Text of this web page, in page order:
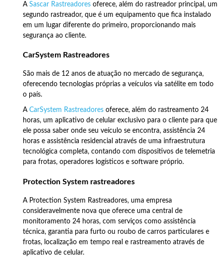
ASascar Rastreadores oferece, além do rastreador principal, um
segundo rastreador, que é um equipamento que fica instalado
em um lugar diferente do primeiro, proporcionando mais
segurança ao cliente.
CarSystem Rastreadores
São mais de 12 anos de atuação no mercado de segurança,
oferecendo tecnologias próprias a veículos via satélite em todo
o país.
ACarSystem Rastreadores oferece, além do rastreamento 24
horas, um aplicativo de celular exclusivo para o cliente para que
ele possa saber onde seu veículo se encontra, assistência 24
horas e assistência residencial através de uma infraestrutura
tecnológica completa, contando com dispositivos de telemetria
para frotas, operadores logísticos e software próprio.
Protection System rastreadores
A Protection System Rastreadores, uma empresa
consideravelmente nova que oferece uma central de
monitoramento 24 horas, com serviços como assistência
técnica, garantia para furto ou roubo de carros particulares e
frotas, localização em tempo real e rastreamento através de
aplicativo de celular.